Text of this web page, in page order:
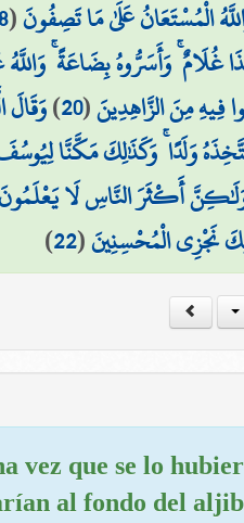
الْمُسْتَعَانُ عَلَىٰ مَا تَصِفُونَ(
غُلَامٌ ۚ وَأَسَرُّوهُ بِضَاعَةً
فِيهِ مِنَ الزَّاهِدِينَ(
20
)وَقَالَ
وَلَدًا ۚ وَكَذَٰلِكَ مَكَّنَّا
وَلَٰكِنَّ أَكْثَرَ النَّاسِ لَا
نَجْزِي الْمُحْسِنِينَ(
22
)
vez que se lo
al fondo del